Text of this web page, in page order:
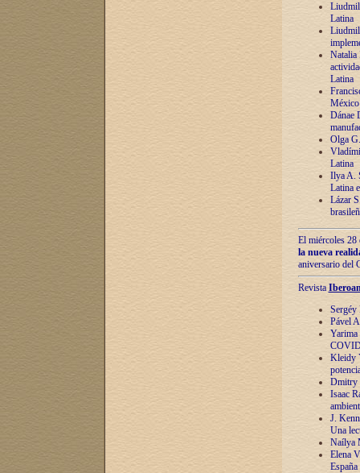
Latina
Natalia
Latina
México
Dánae
Olga
Latina
Ilya A.
Latina
Lázar
El miércoles 28
la nueva
aniversario del
Revista
Sergéy
Pável
Yarima
Kleidy
Dmitry
Isaac
J.
Una
Naílya
Elena
España